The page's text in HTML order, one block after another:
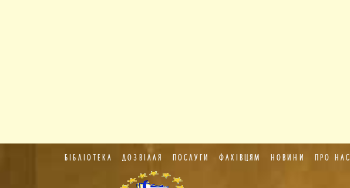
БІБЛІОТЕКА ДОЗВІЛЛЯ ПОСЛУГИ ФАХІВЦЯМ НОВИНИ ПРО НАС